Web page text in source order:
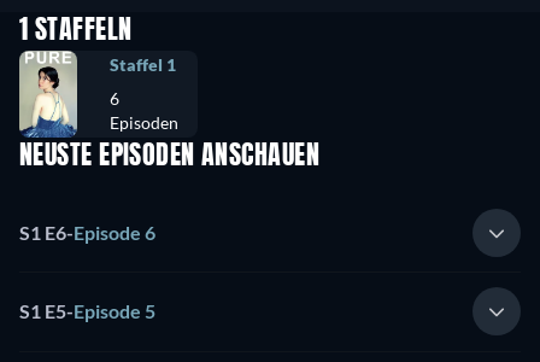
1 STAFFELN
Staffel 1
6
Episoden
NEUSTE EPISODEN ANSCHAUEN
S1 E6-Episode 6
S1 E5-Episode 5